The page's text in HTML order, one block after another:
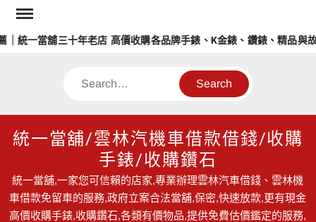
Skip
content
統一當舖三十年老店 高價收購各品牌手錶、K金錶、鑽錶、精品與故
Search
統一當舖/雲林汽機車借款借錢/收購
手錶/收購鑽石
統一當舖,一家您可信賴的店家,專業辦理雲林汽車借錢、雲林機
車借款免留車的服務,政府立案合法當舖,保密,快速放款,更有現金
高價收購手錶,收購鑽石,各類有價物品,提供免費估價鑑定的服務,